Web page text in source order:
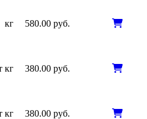
кг 580.00 руб.
кг 380.00 руб.
кг 380.00 руб.